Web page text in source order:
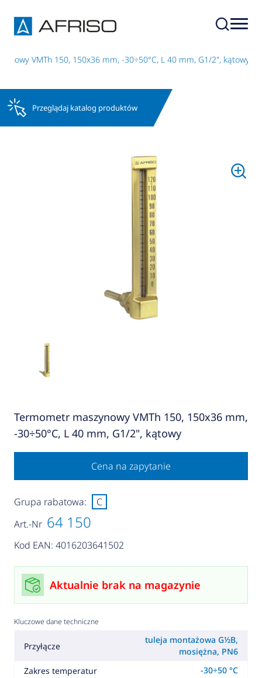
VMTh 150, 150x36 mm, -30÷50°C, L 40 mm, G1/2", kątowy
Przeglądaj katalog produktów
Termometr maszynowy VMTh 150, 150x36 mm,
-30÷50°C, L 40 mm, G1/2", kątowy
Cena na zapytanie
Art.-Nr 64 150
Kod EAN: 4016203641502
Grupa rabatowa: C
Aktualnie brak na magazynie
Kluczowe dane techniczne
Przyłącze
tuleja montażowa G½B,
mosiężna, PN6
Zakres temperatur
-30÷50 °C